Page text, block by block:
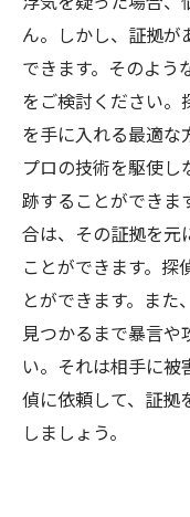
ん。しかし、証拠が
できます。そのよう
をご検討ください
を手に入れる最適な
プロの技術を駆使
跡することができま
合は、その証拠を元
ことができます。探
とができます。ま
見つかるまで暴言や
い。それは相手に被
偵に依頼して、証拠
しましょう。